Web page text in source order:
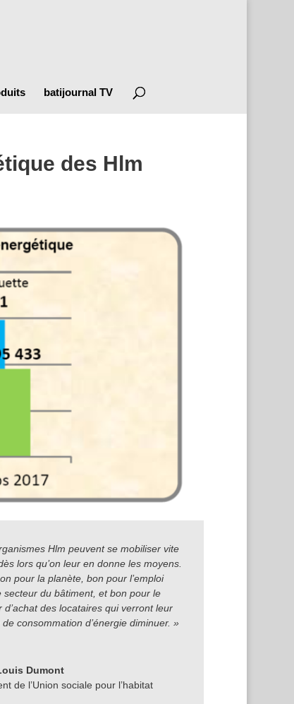
batijournal TV
des Hlm
Hlm peuvent se mobiliser vite
lors qu’on leur en donne les moyens.
pour la planète, bon pour l’emploi
secteur du bâtiment, et bon pour le
d’achat des locataires qui verront leur
consommation d’énergie diminuer. »
Dumont
de l’Union sociale pour l’habitat